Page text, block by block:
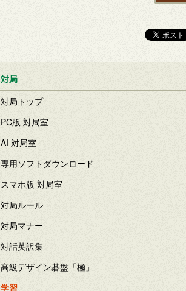
対局
対局トップ
PC版 対局室
AI 対局室
専用ソフトダウンロード
スマホ版 対局室
対局ルール
対局マナー
対話英訳集
高級デザイン碁盤「極」
学習